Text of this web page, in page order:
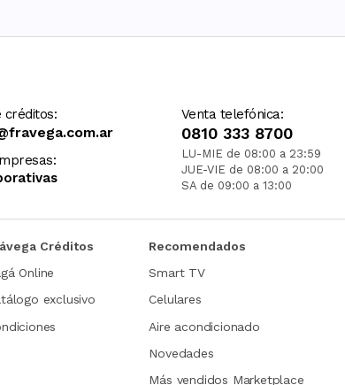
créditos: Venta telefónica:
0810 333 8700
LU-MIE de 08:00 a 23:59
JUE-VIE de 08:00 a 20:00
SA de 09:00 a 13:00
Créditos
Online
exclusivo
Recomendados
Smart TV
Celulares
Aire acondicionado
Novedades
Más vendidos Marketplace